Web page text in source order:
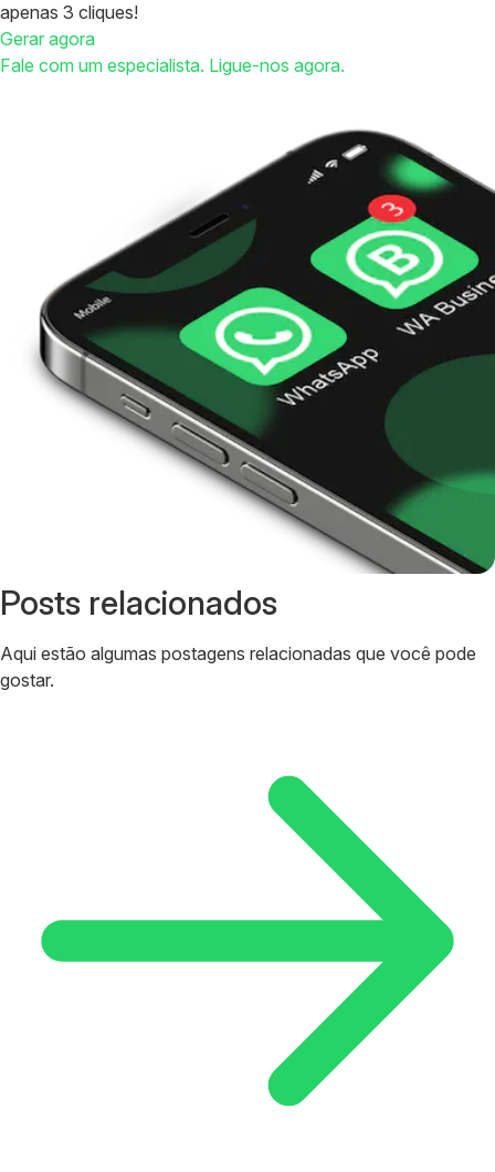
apenas 3 cliques!
Gerar agora
Fale com um especialista. Ligue-nos agora.
Posts relacionados
Aqui estão algumas postagens relacionadas que você pode
gostar.